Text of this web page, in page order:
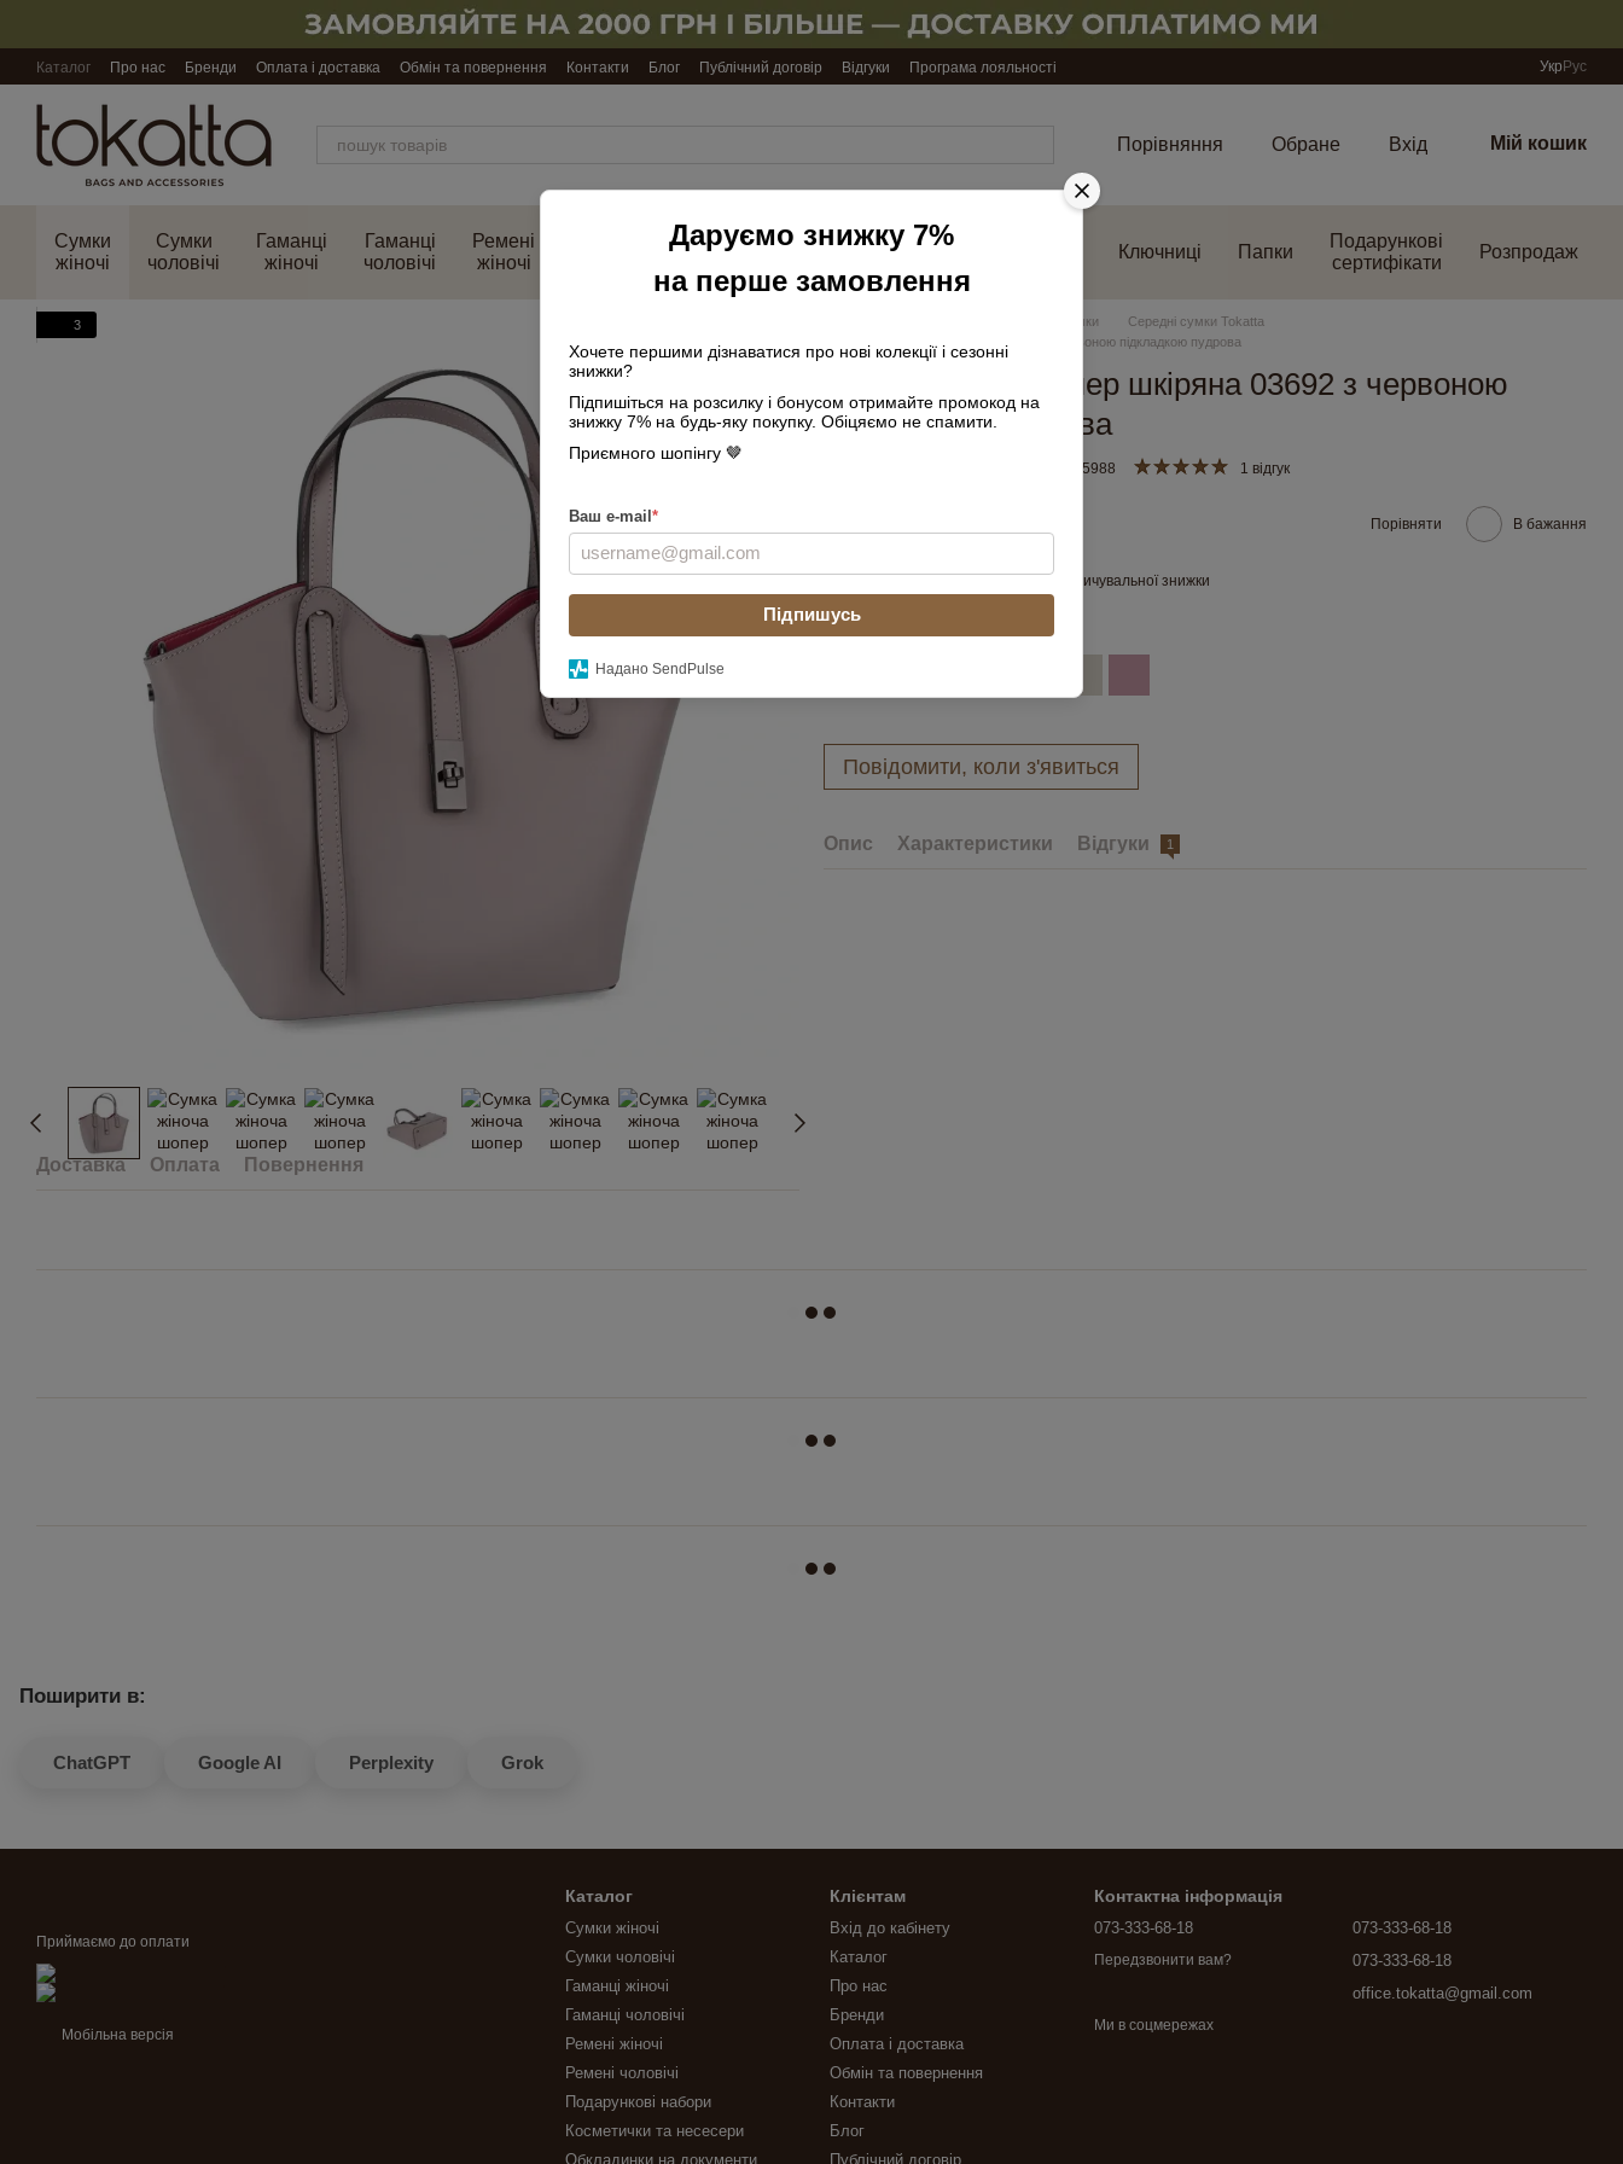
Даруємо знижку 7%
на перше замовлення
Хочете першими дізнаватися про нові колекції і сезонні
знижки?
Підпишіться на розсилку і бонусом отримайте промокод на
знижку 7% на будь-яку покупку. Обіцяємо не спамити.
Приємного шопінгу 🤎
Ваш e-mail *
Підпишусь
Надано SendPulse
Каталог Про нас Бренди Оплата і доставка Обмін та повернення Контакти Блог Публічний договір Відгуки Програма лояльності Укр Рус
Порівняння Обране Вхід Мій кошик
Сумки
жіночі
Сумки
чоловічі
Гаманці
жіночі
Гаманці
чоловічі
Ремені
жіночі
Подарункові
Косметички
Ключниці Папки
Подарункові
сертифікати
Розпродаж
3
Доставка Оплата Повернення
Середні сумки
Середні сумки Tokatta
Сумка жіноча шопер шкіряна 03692 з червоною підкладкою пудрова
Сумка жіноча шопер шкіряна 03692 з червоною
підкладкою пудрова
Артикул: 2573685988 1 відгук
3 440 грн Порівняти В бажання
Увійтидля відображення накопичувальної знижки
Колір
Повідомити, коли з'явиться
Опис Характеристики Відгуки 1
Поширити в:
ChatGPT Google AI Perplexity Grok
Приймаємо до оплати
Мобільна версія
Каталог
Сумки жіночі
Сумки чоловічі
Гаманці жіночі
Гаманці чоловічі
Ремені жіночі
Ремені чоловічі
Подарункові набори
Косметички та несесери
Обкладинки на документи
Клієнтам
Вхід до кабінету
Каталог
Про нас
Бренди
Оплата і доставка
Обмін та повернення
Контакти
Блог
Публічний договір
Контактна інформація
073-333-68-18
Передзвонити вам?
073-333-68-18
073-333-68-18
office.tokatta@gmail.com
Ми в соцмережах